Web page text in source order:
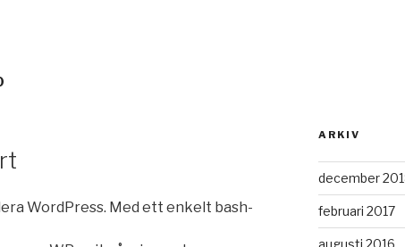
WordPress. Med ett enkelt bash-
ARKIV
december
februari 2017
augusti 2016